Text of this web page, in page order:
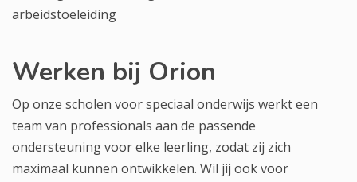
arbeidstoeleiding
Werken bij Orion
Op onze scholen voor speciaal onderwijs werkt een
team van professionals aan de passende
ondersteuning voor elke leerling, zodat zij zich
maximaal kunnen ontwikkelen. Wil jij ook voor